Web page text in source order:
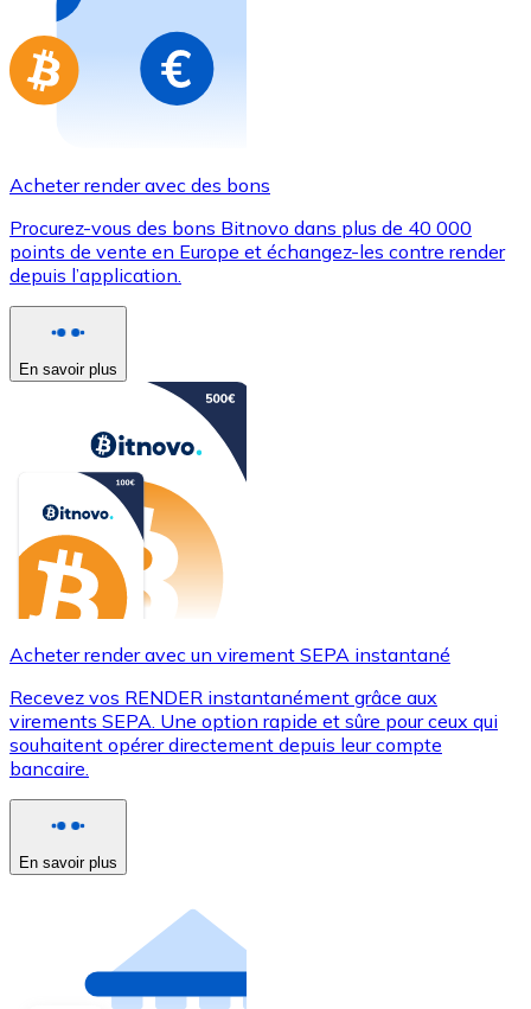
Aller à la boutique de cartes-cadeaux
Acheter render avec des bons
Procurez-vous des bons Bitnovo dans plus de 40 000
points de vente en Europe et échangez-les contre render
depuis l’application.
En savoir plus
Acheter render avec un virement SEPA instantané
Recevez vos RENDER instantanément grâce aux
virements SEPA. Une option rapide et sûre pour ceux qui
souhaitent opérer directement depuis leur compte
bancaire.
En savoir plus